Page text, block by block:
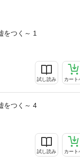
をつく～ 1
試し読み カート
をつく～ 4
試し読み カート